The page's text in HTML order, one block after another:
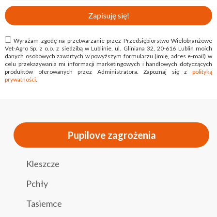
Wyrażam zgodę na przetwarzanie przez Przedsiębiorstwo Wielobranżowe
Vet-Agro Sp. z o.o. z siedzibą w Lublinie, ul. Gliniana 32, 20-616 Lublin moich
danych osobowych zawartych w powyższym formularzu (imię, adres e-mail) w
celu przekazywania mi informacji marketingowych i handlowych dotyczących
produktów oferowanych przez Administratora. Zapoznaj się z polityką
prywatności
Zapisuję się!
Pupilove zagrożenia
Kleszcze
Pchły
Tasiemce